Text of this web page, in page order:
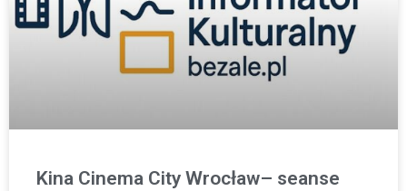
Kina Cinema City Wrocław– seanse